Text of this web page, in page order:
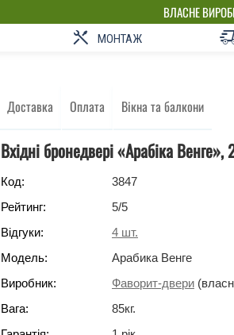
ВЛАСНЕ
МОНТАЖ
Доставка Оплата Вікна та балкони
Вхідні бронедвері «Арабіка
Код:
3847
Рейтинг:
5/5
Відгуки:
4 шт.
Модель:
Арабика Венге
Виробник:
Фаворит-двери
Вага:
85кг.